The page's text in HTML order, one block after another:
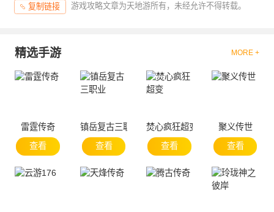
复制链接 游戏攻略文章为天地游所有，未经允许不得转载。
精选手游 MORE +
雷霆传奇
查看
镇岳复古三职业
查看
焚心疯狂超变
查看
聚义传世
查看